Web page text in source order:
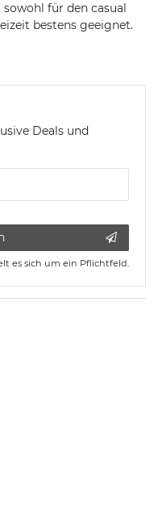
für den casual
bestens geeignet.
Deals und
es sich um ein Pflichtfeld.